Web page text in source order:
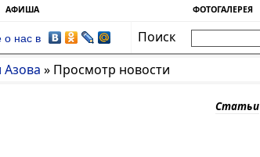
АФИША ФОТОГАЛЕРЕЯ
о нас в
Поиск
Азова » Просмотр новости
Статьи